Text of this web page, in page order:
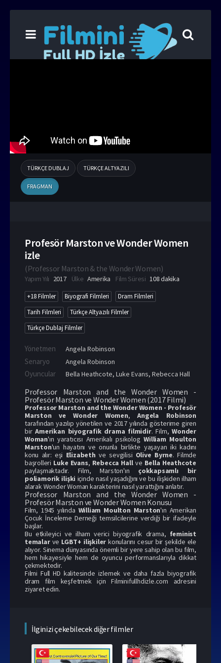
TÜRKÇE DUBLAJ TÜRKÇE ALTYAZILI
FRAGMAN
Profesör Marston ve Wonder Women
izle
(Professor Marston & the Wonder Women)
Yapım Yılı 2017 Ülke Amerika Film Süresi 108 dakika
+18 Filmler Biyografi Filmleri
Dram Filmleri
Tarih Filmleri
Türkçe Altyazılı Filmler
Türkçe Dublaj Filmler
Yönetmen Angela Robinson
Senaryo Angela Robinson
Oyuncular Bella Heathcote, Luke Evans, Rebecca Hall
Professor Marston and the Wonder Women -
Profesör Marston ve Wonder Women (2017 Filmi)
Professor Marston and the Wonder Women - Profesör
Marston ve Wonder Women,Angela Robinson
tarafından yazılıp yönetilen ve 2017 yılında gösterime giren
birAmerikan biyografik drama filmidir. Film,Wonder
Woman'ın yaratıcısı Amerikalı psikologWilliam Moulton
Marston'un hayatını ve onunla birlikte yaşayan iki kadını
konu alır: eşi Elizabeth ve sevgilisi Olive Byrne. Filmde
başrolleri Luke Evans, Rebecca Hallve Bella Heathcote
paylaşmaktadır. Film, Marston'ın çokkapsamlı bir
poliamorik ilişki içinde nasıl yaşadığını ve bu ilişkiden ilham
alarak Wonder Woman karakterini nasıl yarattığını anlatır.
Professor Marston and the Wonder Women -
Profesör Marston ve Wonder Women Konusu
Film, 1945 yılında William Moulton Marston'ın Amerikan
Çocuk İnceleme Derneği temsilcilerine verdiği bir ifadeyle
başlar.
Bu etkileyici ve ilham verici biyografik drama, feminist
temalarve LGBT+ ilişkiler konularını cesur bir şekilde ele
alıyor. Sinema dünyasında önemli bir yere sahip olan bu film,
hem hikayesiyle hem de oyuncu performanslarıyla dikkat
çekmektedir.
Filmi Full HD kalitesinde izlemek ve daha fazla biyografik
dram film keşfetmek içinFilminifullhdizle.com adresini
ziyaret edin.
İlginizi çekebilecek diğer filmler